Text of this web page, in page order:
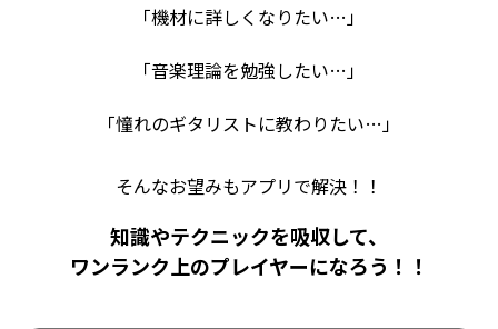
「機材に詳しくなりたい…」
「音楽理論を勉強したい…」
「憧れのギタリストに教わりたい…」
そんなお望みもアプリで解決！！
知識やテクニックを吸収して、
ワンランク上のプレイヤーになろう！！